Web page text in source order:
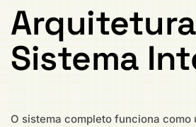
Sistema
O sistema completo funciona